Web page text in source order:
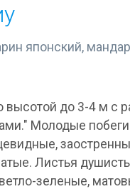
японский,
высотой до 3-4 м с
Молодые
Листья
зеленые,